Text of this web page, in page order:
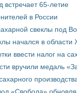
встречает 65-летие
в России
свеклы под
начался в области
ввести налог на
вручили медаль